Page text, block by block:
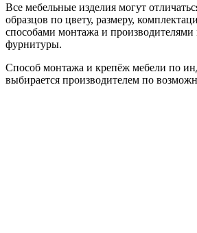
Все мебельные изделия могут
образцов по цвету, размеру,
способами монтажа и
фурнитуры.
Способ монтажа и крепёж мебели по
выбирается производителем по